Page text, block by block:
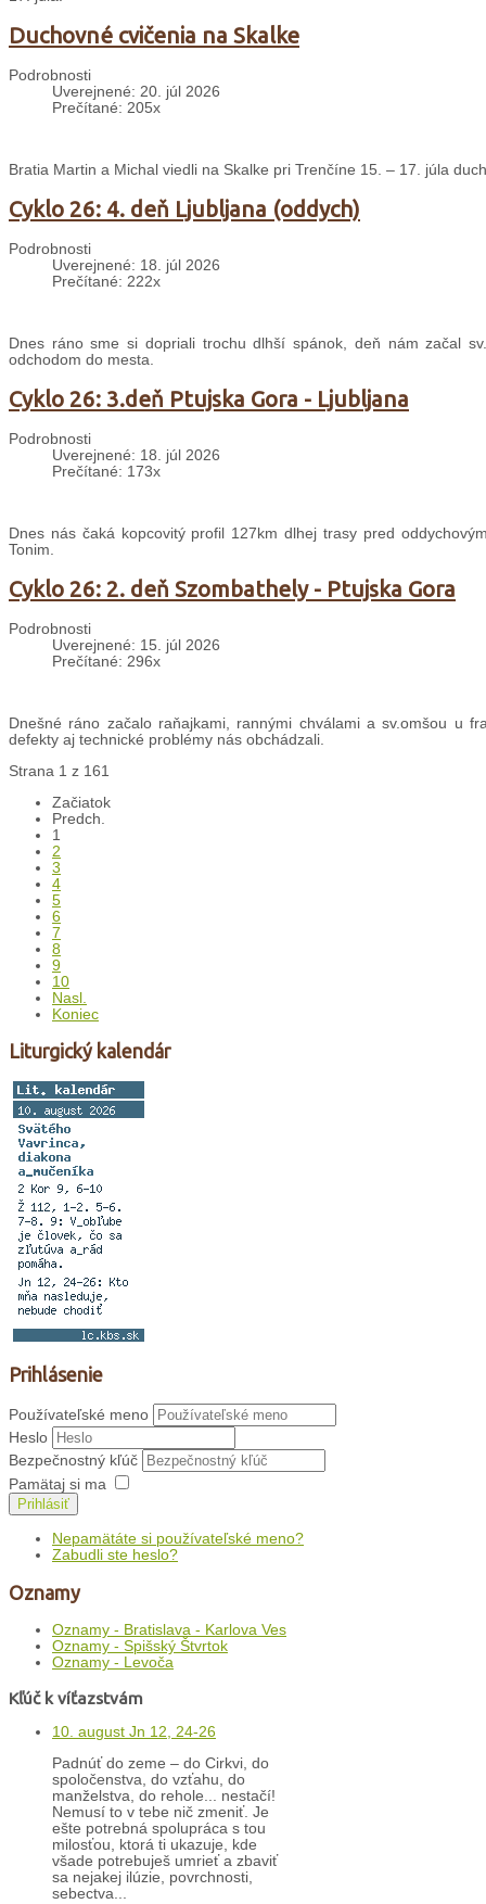
Duchovné cvičenia na Skalke
Podrobnosti
Uverejnené: 20. júl 2026
Prečítané: 205x
Bratia Martin a Michal viedli na Skalke pri Trenčíne 15. – 17. júla
Cyklo 26: 4. deň Ljubljana (oddych)
Podrobnosti
Uverejnené: 18. júl 2026
Prečítané: 222x
Dnes ráno sme si dopriali trochu dlhší spánok, deň nám začal
odchodom do mesta.
Cyklo 26: 3.deň Ptujska Gora - Ljubljana
Podrobnosti
Uverejnené: 18. júl 2026
Prečítané: 173x
Dnes nás čaká kopcovitý profil 127km dlhej trasy pred
Tonim.
Cyklo 26: 2. deň Szombathely - Ptujska Gora
Podrobnosti
Uverejnené: 15. júl 2026
Prečítané: 296x
Dnešné ráno začalo raňajkami, rannými chválami a sv.omšou u
defekty aj technické problémy nás obchádzali.
Strana 1 z 161
Začiatok
Predch.
1
2
3
4
5
6
7
8
9
10
Nasl.
Koniec
Liturgický kalendár
Prihlásenie
Používateľské meno
Heslo
Bezpečnostný kľúč
Pamätaj si ma
Prihlásiť
Nepamätáte si používateľské meno?
Zabudli ste heslo?
Oznamy
Oznamy - Bratislava - Karlova Ves
Oznamy - Spišský Štvrtok
Oznamy - Levoča
Kľúč k víťazstvám
10. august Jn 12, 24-26
Padnúť do zeme – do Cirkvi, do
spoločenstva, do vzťahu, do
manželstva, do rehole... nestačí!
Nemusí to v tebe nič zmeniť. Je
ešte potrebná spolupráca s tou
milosťou, ktorá ti ukazuje, kde
všade potrebuješ umrieť a zbaviť
sa nejakej ilúzie, povrchnosti,
sebectva...